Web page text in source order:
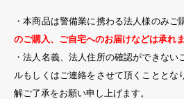
・本商品は警備業に携わる法人様のみご
のご購入、ご自宅へのお届けなどは承れま
・法人名義、法人住所の確認ができない
ルもしくはご連絡をさせて頂くこととな
解ご了承をお願い申し上げます。